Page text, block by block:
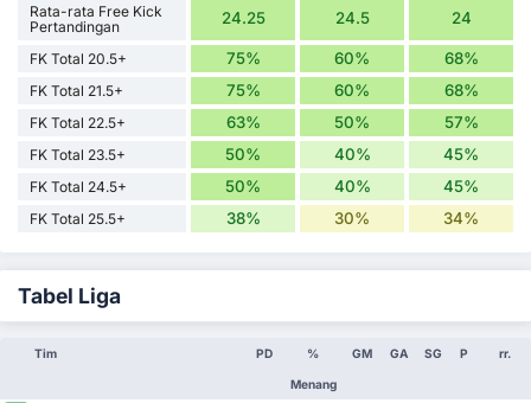
Rata-rata Free Kick
Pertandingan
24.25 24.5 24
FK Total 20.5+ 75% 60% 68%
FK Total 21.5+ 75% 60% 68%
FK Total 22.5+ 63% 50% 57%
FK Total 23.5+ 50% 40% 45%
FK Total 24.5+ 50% 40% 45%
FK Total 25.5+ 38% 30% 34%
Tabel Liga
Tim PD %
Menang
GM GA SG P rr.